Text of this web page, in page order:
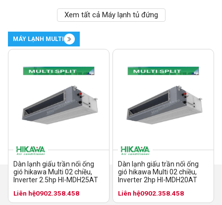
Xem tất cả Máy lạnh tủ đứng
MÁY LẠNH MULTI
Dàn lạnh giấu trần nối ống
gió hikawa Multi 02 chiều,
Inverter 2.5hp HI-MDH25AT
Liên hệ0902.358.458
Dàn lạnh giấu trần nối ống
gió hikawa Multi 02 chiều,
Inverter 2hp HI-MDH20AT
Liên hệ0902.358.458